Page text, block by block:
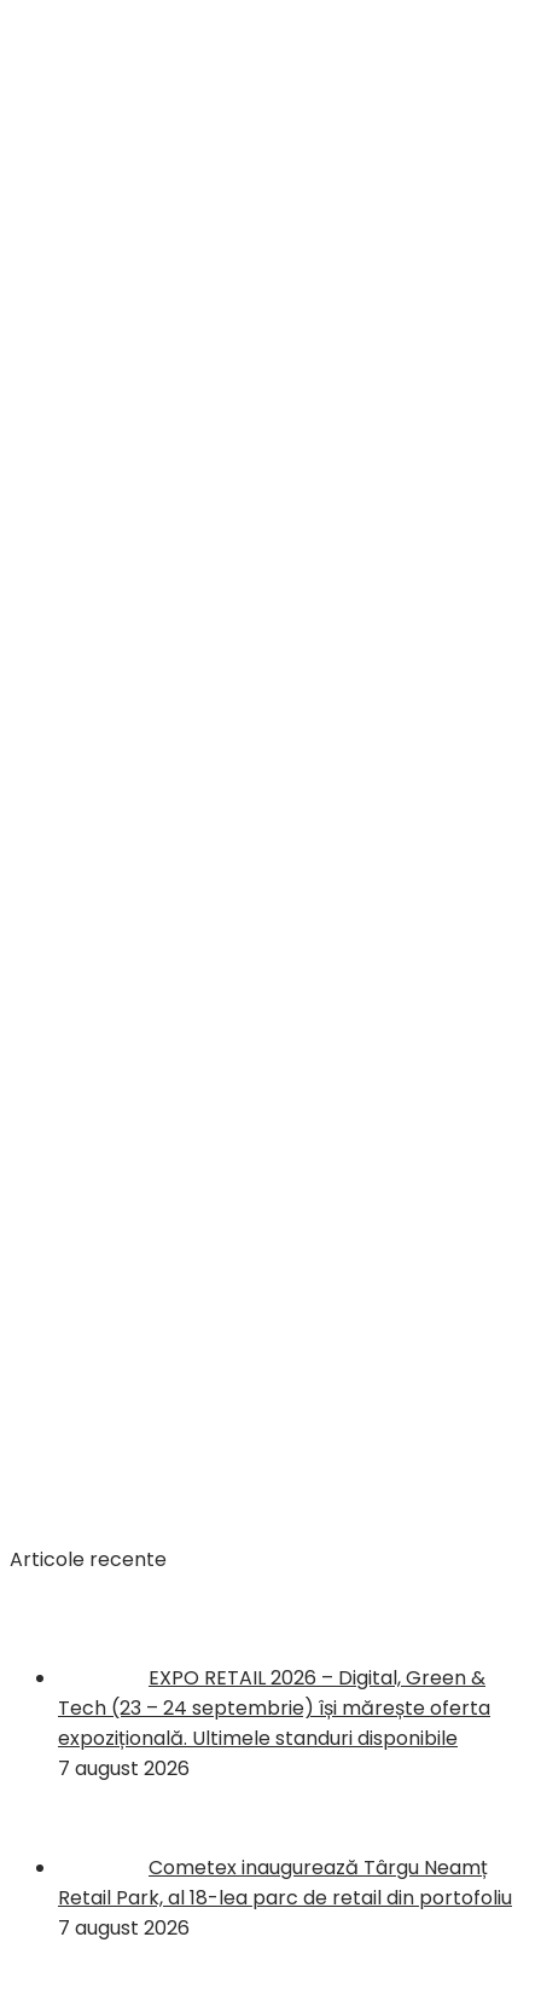
Articole recente
EXPO RETAIL 2026 – Digital, Green &
Tech (23 – 24 septembrie) își mărește oferta
expozițională. Ultimele standuri disponibile
7 august 2026
Cometex inaugurează Târgu Neamț
Retail Park, al 18-lea parc de retail din portofoliu
7 august 2026